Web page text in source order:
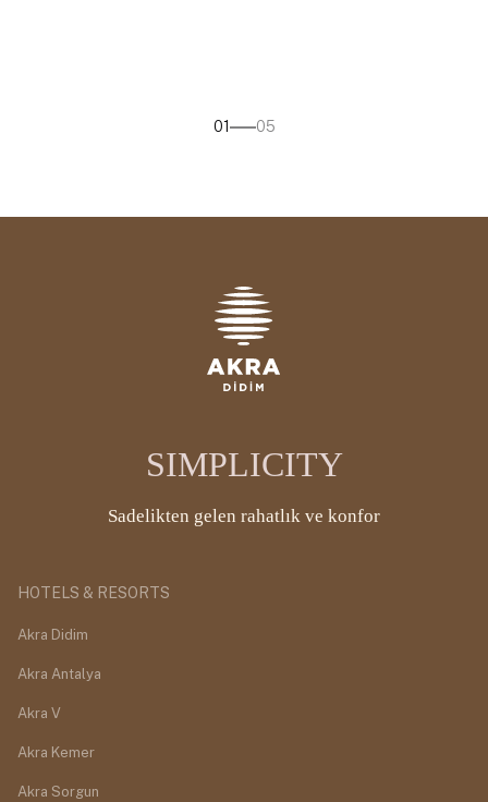
01 05
SIMPLICITY
Sadelikten gelen rahatlık ve konfor
HOTELS & RESORTS
Akra Didim
Akra Antalya
Akra V
Akra Kemer
Akra Sorgun